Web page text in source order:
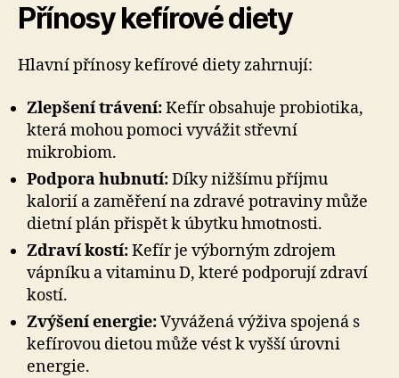
Přínosy kefírové diety
Hlavní přínosy kefírové diety zahrnují:
Zlepšení trávení:Kefír obsahuje probiotika,
která mohou pomoci vyvážit střevní
mikrobiom.
Podpora hubnutí:Díky nižšímu příjmu
kalorií a zaměření na zdravé potraviny může
dietní plán přispět k úbytku hmotnosti.
Zdraví kostí:Kefír je výborným zdrojem
vápníku a vitaminu D, které podporují zdraví
kostí.
Zvýšení energie:Vyvážená výživa spojená s
kefírovou dietou může vést k vyšší úrovni
energie.